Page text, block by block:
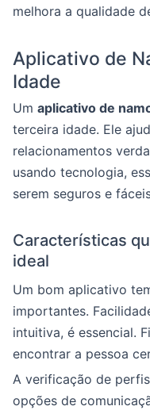
melhora a qualidade
Aplicativo de
Idade
Um aplicativo de
terceira idade. Ele
relacionamentos
usando tecnologia,
serem seguros e
Características
ideal
Um bom aplicativo
importantes.
intuitiva, é essencial.
encontrar a pessoa
A verificação de
opções de